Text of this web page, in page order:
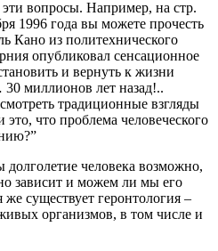
вопросы. Например, на стр.
1996 года вы можете прочесть
Кано из политехнического
опубликовал сенсационное
и вернуть к жизни
миллионов лет назад!..
традиционные взгляды
что проблема человеческого
долголетие человека возможно,
зависит и можем ли мы его
же существует геронтология –
организмов, в том числе и